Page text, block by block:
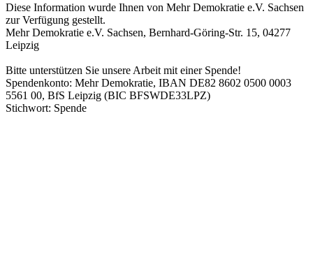
Diese Information wurde Ihnen von Mehr Demokratie e.V. Sachsen
zur Verfügung gestellt.
Mehr Demokratie e.V. Sachsen, Bernhard-Göring-Str. 15, 04277
Leipzig
Bitte unterstützen Sie unsere Arbeit mit einer Spende!
Spendenkonto: Mehr Demokratie, IBAN DE82 8602 0500 0003
5561 00, BfS Leipzig (BIC BFSWDE33LPZ)
Stichwort: Spende